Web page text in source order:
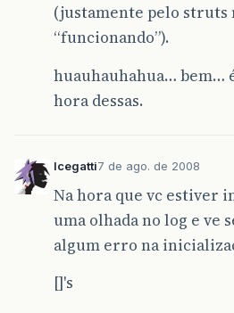
(justamente pelo struts
“funcionando”).
huauhauhahua… bem…
hora dessas.
lcegatti7 de ago. de 2008
Na hora que vc estiver
uma olhada no log e ve
algum erro na
[]'s